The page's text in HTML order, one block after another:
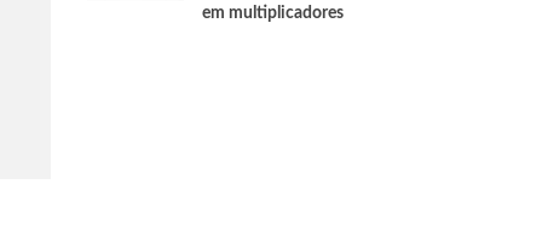
em multiplicadores